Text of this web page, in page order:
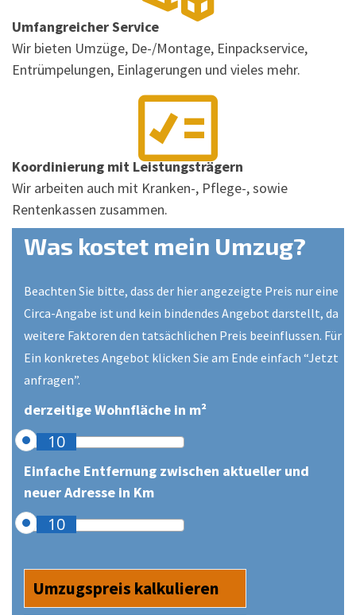
Umfangreicher Service
Wir bieten Umzüge, De-/Montage, Einpackservice,
Entrümpelungen, Einlagerungen und vieles mehr.
Koordinierung mit Leistungsträgern
Wir arbeiten auch mit Kranken-, Pflege-, sowie
Rentenkassen zusammen.
Was kostet mein Umzug?
Beachten Sie bitte, dass der hier angezeigte Preis nur eine
Circa-Angabe ist und kein bindendes Angebot darstellt, da
weitere Faktoren den tatsächlichen Preis beeinflussen. Für
Ein konkretes Angebot klicken Sie am Ende einfach “Jetzt
anfragen”.
derzeitige Wohnfläche in m²
10
Einfache Entfernung zwischen aktueller und
neuer Adresse in Km
10